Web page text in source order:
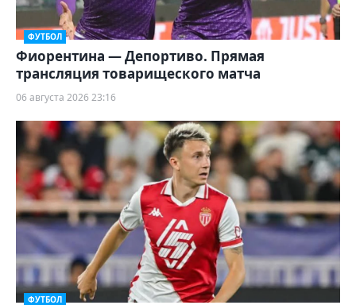
ФУТБОЛ
Фиорентина — Депортиво. Прямая
трансляция товарищеского матча
06 августа 2026 23:16
ФУТБОЛ